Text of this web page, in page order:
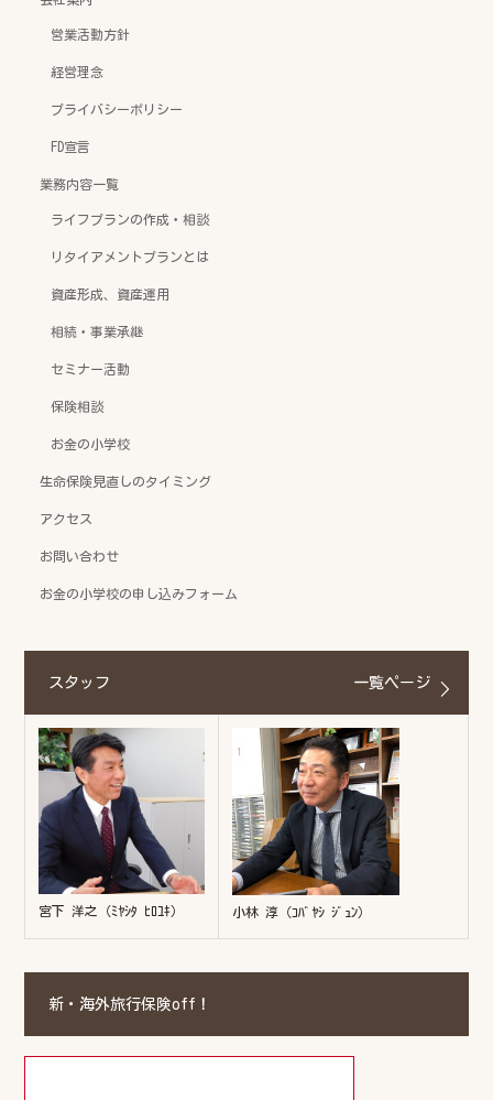
営業活動方針
経営理念
プライバシーポリシー
FD宣言
業務内容一覧
ライフプランの作成・相談
リタイアメントプランとは
資産形成、資産運用
相続・事業承継
セミナー活動
保険相談
お金の小学校
生命保険見直しのタイミング
アクセス
お問い合わせ
お金の小学校の申し込みフォーム
スタッフ 一覧ページ
宮下 洋之（ﾐﾔｼﾀ ﾋﾛﾕｷ） 小林 淳（ｺﾊﾞﾔｼ ｼﾞｭﾝ）
新・海外旅行保険off！